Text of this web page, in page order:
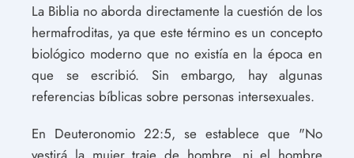
La Biblia no aborda directamente la cuestión de los
hermafroditas, ya que este término es un concepto
biológico moderno que no existía en la época en
que se escribió. Sin embargo, hay algunas
referencias bíblicas sobre personas intersexuales.
En Deuteronomio 22:5, se establece que "No